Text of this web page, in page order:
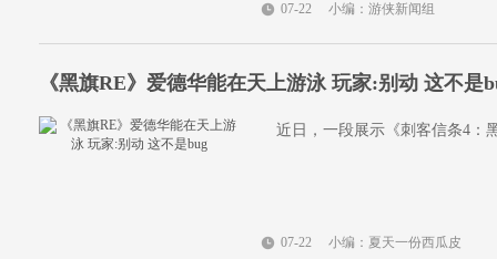
07-22 小编：游侠新闻组
《黑旗RE》爱德华能在天上游泳 玩家:别动 这不是
近日，一段展示《刺客信条4：
07-22 小编：夏天一份西瓜皮